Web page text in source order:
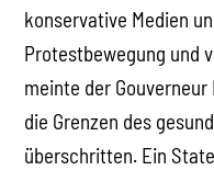
konservative Medien
Protestbewegung und
meinte der
die Grenzen des
überschritten. Ein